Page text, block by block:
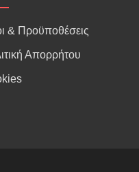
& Προϋποθέσεις
Απορρήτου